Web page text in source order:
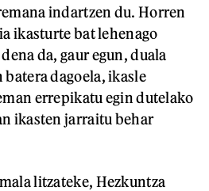
indartzen du. Horren
ikasturte bat lehenago
da, gaur egun, duala
dagoela, ikasle
errepikatu egin dutelako
ikasten jarraitu behar
litzateke, Hezkuntza